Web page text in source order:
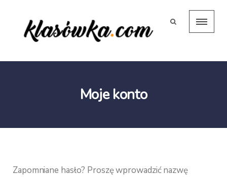
Moje konto
Zapomniane hasło? Proszę wprowadzić nazwę